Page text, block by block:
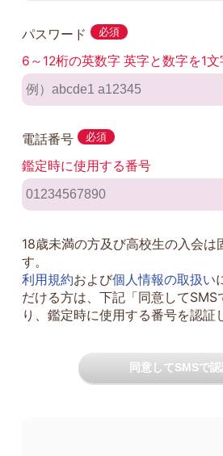
パスワード 必須
6～12桁の英数字 英字と数字を1
電話番号 必須
鑑定時に使用する番号
18歳未満の方及び高校生の入会は
す。
利用規約および個人情報の取扱い
だける方は、下記「同意してSMS
り、鑑定時に使用する番号を認証
同意してSMSで